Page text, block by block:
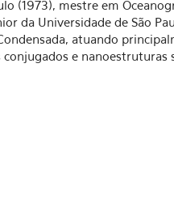
(1973), mestre em
da Universidade de São
atuando
e nanoestruturas